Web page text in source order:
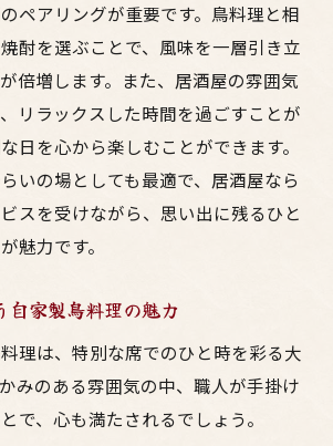
ペアリングが重要です。鳥料理と相
酎を選ぶことで、風味を一層引き立
倍増します。また、居酒屋の雰囲気
リラックスした時間を過ごすことが
日を心から楽しむことができます。
いの場としても最適で、居酒屋なら
スを受けながら、思い出に残るひと
魅力です。
自家製鳥料理の魅力
理は、特別な席でのひと時を彩る大
みのある雰囲気の中、職人が手掛け
で、心も満たされるでしょう。